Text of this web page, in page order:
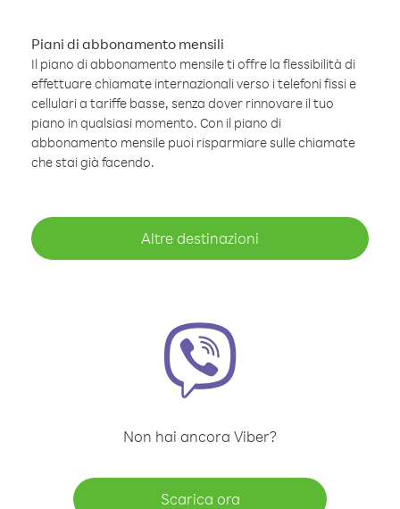
Piani di abbonamento mensili
Il piano di abbonamento mensile ti offre la flessibilità di
effettuare chiamate internazionali verso i telefoni fissi e
cellulari a tariffe basse, senza dover rinnovare il tuo
piano in qualsiasi momento. Con il piano di
abbonamento mensile puoi risparmiare sulle chiamate
che stai già facendo.
Altre destinazioni
Non hai ancora Viber?
Scarica ora